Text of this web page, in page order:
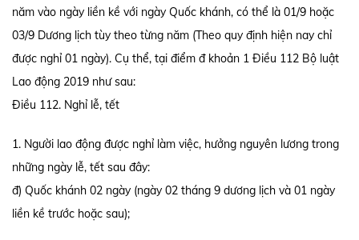
năm vào ngày liền kề với ngày Quốc khánh, có thể là 01/9 hoặc
03/9 Dương lịch tùy theo từng năm (Theo quy định hiện nay chỉ
được nghỉ 01 ngày). Cụ thể, tại điểm đ khoản 1 Điều 112 Bộ luật
Lao động 2019 như sau:
Điều 112. Nghỉ lễ, tết
1. Người lao động được nghỉ làm việc, hưởng nguyên lương trong
những ngày lễ, tết sau đây:
đ) Quốc khánh 02 ngày (ngày 02 tháng 9 dương lịch và 01 ngày
liền kề trước hoặc sau);